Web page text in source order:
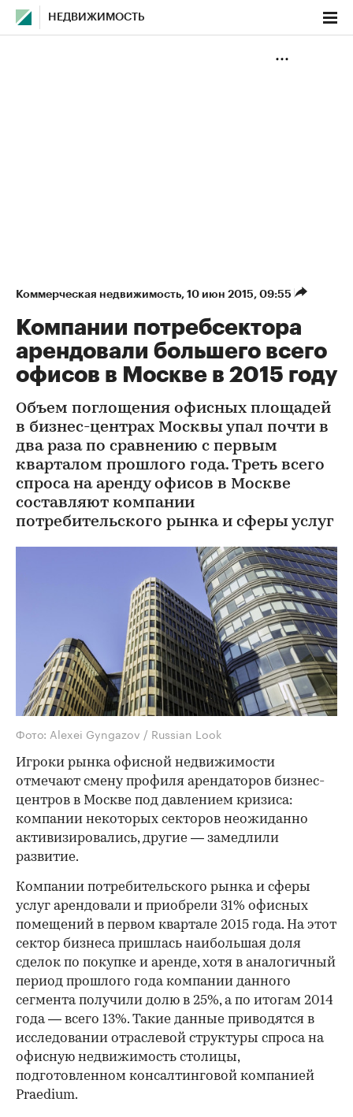
НЕДВИЖИМОСТЬ
Коммерческая недвижимость⁠, 10 июн 2015, 09:55
Компании потребсектора
арендовали большего всего
офисов в Москве в 2015 году
Объем поглощения офисных площадей
в бизнес-центрах Москвы упал почти в
два раза по сравнению с первым
кварталом прошлого года. Треть всего
спроса на аренду офисов в Москве
составляют компании
потребительского рынка и сферы услуг
Фото: Alexei Gyngazov / Russian Look
Игроки рынка офисной недвижимости
отмечают смену профиля арендаторов бизнес-
центров в Москве под давлением кризиса:
компании некоторых секторов неожиданно
активизировались, другие — замедлили
развитие.
Компании потребительского рынка и сферы
услуг арендовали и приобрели 31% офисных
помещений в первом квартале 2015 года. На этот
сектор бизнеса пришлась наибольшая доля
сделок по покупке и аренде, хотя в аналогичный
период прошлого года компании данного
сегмента получили долю в 25%, а по итогам 2014
года — всего 13%. Такие данные приводятся в
исследовании отраслевой структуры спроса на
офисную недвижимость столицы,
подготовленном консалтинговой компанией
Praedium.